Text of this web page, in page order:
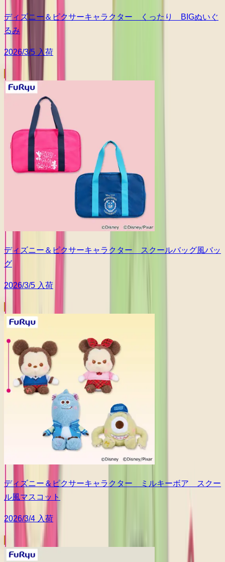
ディズニー＆ピクサーキャラクター くったり BIGぬいぐ
るみ
2026/3/5 入荷
ディズニー＆ピクサーキャラクター スクールバッグ風バッ
グ
2026/3/5 入荷
ディズニー＆ピクサーキャラクター ミルキーボア スクー
ル風マスコット
2026/3/4 入荷